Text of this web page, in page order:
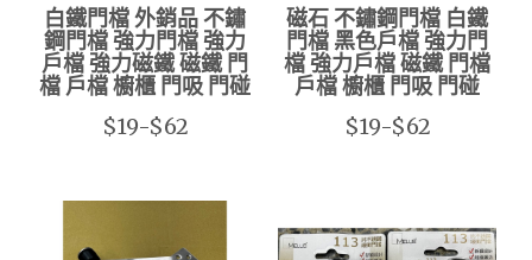
白鐵門檔 外銷品 不鏽
鋼門檔 強力門檔 強力
戶檔 強力磁鐵 磁鐵 門
檔 戶檔 櫥櫃 門吸 門碰
$19-$62
磁石 不鏽鋼門檔 白鐵
門檔 黑色戶檔 強力門
檔 強力戶檔 磁鐵 門檔
戶檔 櫥櫃 門吸 門碰
$19-$62